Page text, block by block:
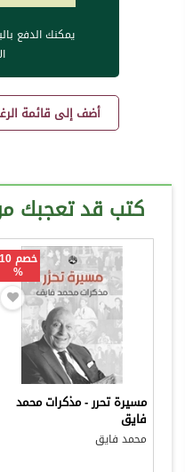
يمكنك الدفع
أضف إلى قائمة
كتب قد تعجبك
خصم 10
%
مسيرة تحرر - مذكرات محمد
فايق
محمد فايق